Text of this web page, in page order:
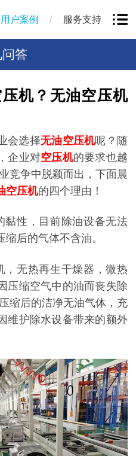
用户案例 / 服务支持
答
机？无油空压机
会选择无油空压机呢？ 随
企业对空压机的要求也越
竞争中脱颖而出，下面晨
空压机的四个理由！
黏性，目前除油设备无法
缩后的气体不含油。
，无热再生干燥器，微热
压缩空气中的油而丧失除
缩后的洁净无油气体，充
维护除水设备带来的额外